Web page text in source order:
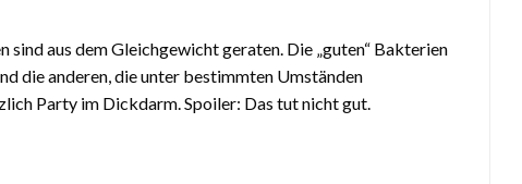
aus dem Gleichgewicht geraten. Die „guten“ Bakterien
die anderen, die unter bestimmten Umständen
Party im Dickdarm. Spoiler: Das tut nicht gut.